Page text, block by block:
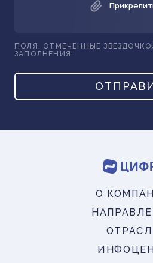
ПОЛЯ, ОТМЕЧЕННЫЕ
ЗАПОЛНЕНИЯ.
О